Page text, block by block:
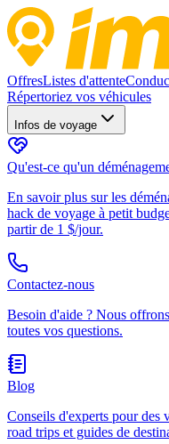
OffresListes d'attente
Répertoriez vos véhicules
Infos de voyage
Qu'est-ce qu'un
En savoir plus sur les
hack de voyage à petit
partir de 1 $/jour.
Contactez-nous
Besoin d'aide ? Nous
toutes vos questions.
Blog
Conseils d'experts pour des
road trips et guides de